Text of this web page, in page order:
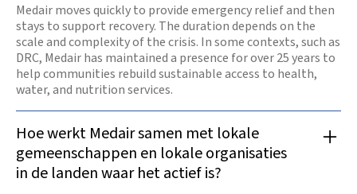
Medair moves quickly to provide emergency relief and then
stays to support recovery. The duration depends on the
scale and complexity of the crisis. In some contexts, such as
DRC, Medair has maintained a presence for over 25 years to
help communities rebuild sustainable access to health,
water, and nutrition services.
Hoe werkt Medair samen met lokale
gemeenschappen en lokale organisaties
in de landen waar het actief is?